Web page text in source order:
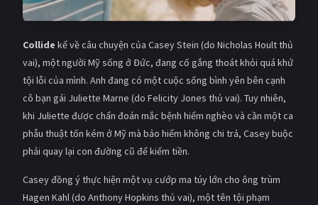
Âu - Mỹ Trung Quốc - Hồng Kông
Hàn Quốc Nhật Bản
Ấn Độ Việt Nam
Tổng hợp
CẬP NHẬT
Collide kể về câu chuyện của Casey Stein (do Nicholas Hoult thủ
vai), một người Mỹ sống ở Đức, đang cố gắng thoát khỏi quá khứ
tội lỗi của mình. Anh đang có một cuộc sống bình yên bên cạnh
cô bạn gái Juliette Marne (do Felicity Jones thủ vai). Tuy nhiên,
khi Juliette được chẩn đoán mắc bệnh hiểm nghèo và cần một ca
phẫu thuật tốn kém ở Mỹ mà bảo hiểm không chi trả, Casey buộc
phải quay lại con đường cũ để kiếm tiền.
Casey đồng ý thực hiện một vụ cướp ma túy lớn cho ông trùm
Hagen Kahl (do Anthony Hopkins thủ vai), một tên tội phạm